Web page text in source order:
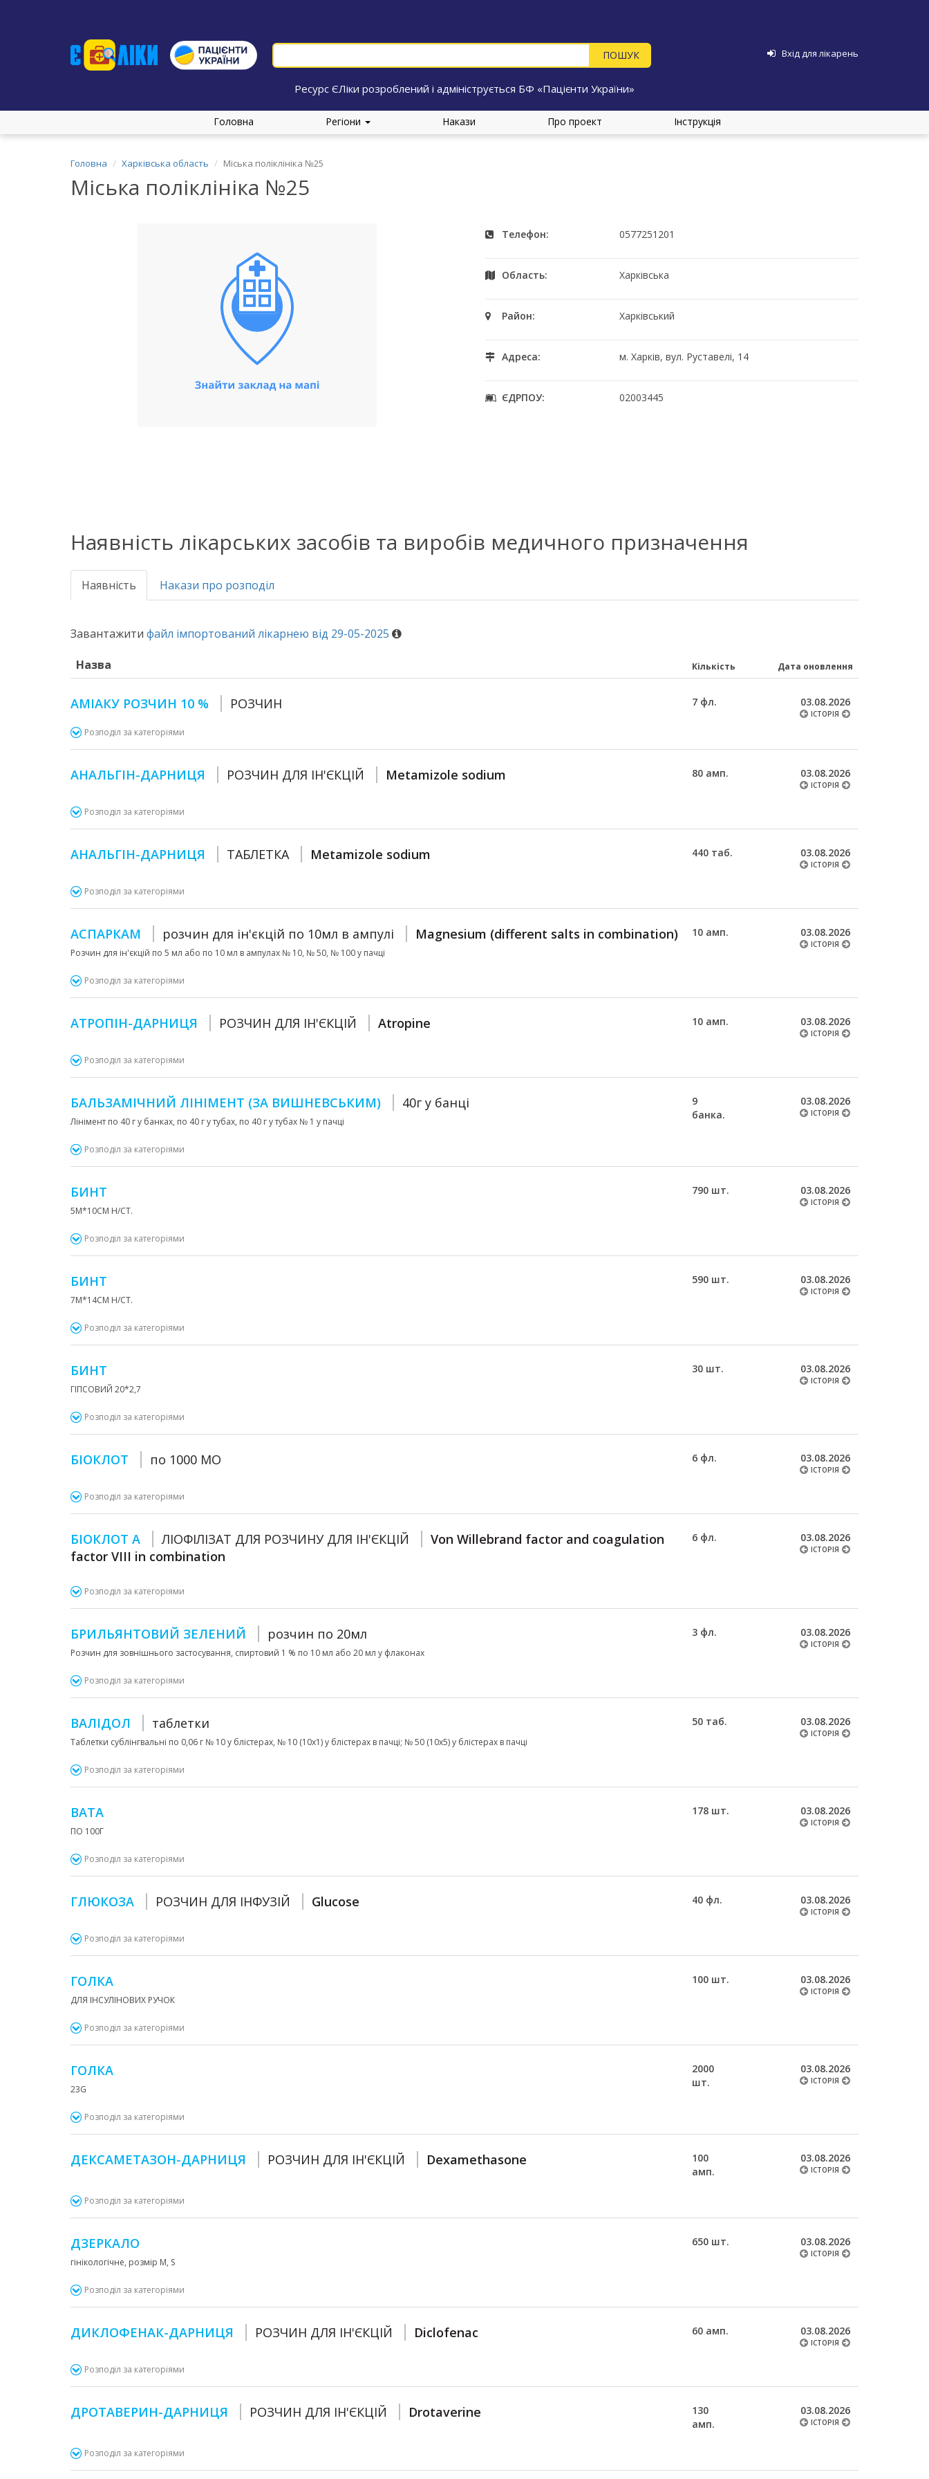
Вхід для лікарень
Ресурс ЄЛіки розроблений і адмініструється БФ «Пацієнти України»
Головна Регіони Накази Про проект Інструкція
Головна Харківська область Міська поліклініка №25
Міська поліклініка №25
Телефон: 0577251201
Область: Харківська
Район: Харківський
Адреса: м. Харків, вул. Руставелі, 14
ЄДРПОУ: 02003445
Наявність лікарських засобів та виробів медичного призначення
Наявність Накази про розподіл
Завантажити файл імпортований лікарнею від 29-05-2025
Назва Кількість Дата оновлення
АМІАКУ РОЗЧИН 10 % РОЗЧИН 7 фл. 03.08.2026
ІСТОРІЯ
Розподіл за категоріями
АНАЛЬГІН-ДАРНИЦЯ РОЗЧИН ДЛЯ ІН'ЄКЦІЙ Metamizole sodium 80 амп. 03.08.2026
ІСТОРІЯ
Розподіл за категоріями
АНАЛЬГІН-ДАРНИЦЯ ТАБЛЕТКА Metamizole sodium 440 таб. 03.08.2026
ІСТОРІЯ
Розподіл за категоріями
АСПАРКАМ розчин для ін'єкцій по 10мл в ампулі Magnesium (different salts in combination)
Розчин для ін'єкцій по 5 мл або по 10 мл в ампулах № 10, № 50, № 100 у пачці
10 амп. 03.08.2026
ІСТОРІЯ
Розподіл за категоріями
АТРОПІН-ДАРНИЦЯ РОЗЧИН ДЛЯ ІН'ЄКЦІЙ Atropine 10 амп. 03.08.2026
ІСТОРІЯ
Розподіл за категоріями
БАЛЬЗАМІЧНИЙ ЛІНІМЕНТ (ЗА ВИШНЕВСЬКИМ) 40г у банці
Лінімент по 40 г у банках, по 40 г у тубах, по 40 г у тубах № 1 у пачці
9
банка.
03.08.2026
ІСТОРІЯ
Розподіл за категоріями
БИНТ
5М*10СМ Н/СТ.
790 шт. 03.08.2026
ІСТОРІЯ
Розподіл за категоріями
БИНТ
7М*14СМ Н/СТ.
590 шт. 03.08.2026
ІСТОРІЯ
Розподіл за категоріями
БИНТ
ГІПСОВИЙ 20*2,7
30 шт. 03.08.2026
ІСТОРІЯ
Розподіл за категоріями
БІОКЛОТ по 1000 МО 6 фл. 03.08.2026
ІСТОРІЯ
Розподіл за категоріями
БІОКЛОТ А ЛІОФІЛІЗАТ ДЛЯ РОЗЧИНУ ДЛЯ ІН'ЄКЦІЙ
Von Willebrand factor and coagulation
factor VIII in combination
6 фл. 03.08.2026
ІСТОРІЯ
Розподіл за категоріями
БРИЛЬЯНТОВИЙ ЗЕЛЕНИЙ розчин по 20мл
Розчин для зовнішнього застосування, спиртовий 1 % по 10 мл або 20 мл у флаконах
3 фл. 03.08.2026
ІСТОРІЯ
Розподіл за категоріями
ВАЛІДОЛ таблетки
Таблетки сублінгвальні по 0,06 г № 10 у блістерах, № 10 (10х1) у блістерах в пачці; № 50 (10х5) у блістерах в пачці
50 таб. 03.08.2026
ІСТОРІЯ
Розподіл за категоріями
ВАТА
ПО 100Г
178 шт. 03.08.2026
ІСТОРІЯ
Розподіл за категоріями
ГЛЮКОЗА РОЗЧИН ДЛЯ ІНФУЗІЙ Glucose 40 фл. 03.08.2026
ІСТОРІЯ
Розподіл за категоріями
ГОЛКА
ДЛЯ ІНСУЛІНОВИХ РУЧОК
100 шт. 03.08.2026
ІСТОРІЯ
Розподіл за категоріями
ГОЛКА
23G
2000
шт.
03.08.2026
ІСТОРІЯ
Розподіл за категоріями
ДЕКСАМЕТАЗОН-ДАРНИЦЯ РОЗЧИН ДЛЯ ІН'ЄКЦІЙ Dexamethasone
100
амп.
03.08.2026
ІСТОРІЯ
Розподіл за категоріями
ДЗЕРКАЛО
гінікологічне, розмір M, S
650 шт. 03.08.2026
ІСТОРІЯ
Розподіл за категоріями
ДИКЛОФЕНАК-ДАРНИЦЯ РОЗЧИН ДЛЯ ІН'ЄКЦІЙ Diclofenac 60 амп. 03.08.2026
ІСТОРІЯ
Розподіл за категоріями
ДРОТАВЕРИН-ДАРНИЦЯ РОЗЧИН ДЛЯ ІН'ЄКЦІЙ Drotaverine
130
амп.
03.08.2026
ІСТОРІЯ
Розподіл за категоріями